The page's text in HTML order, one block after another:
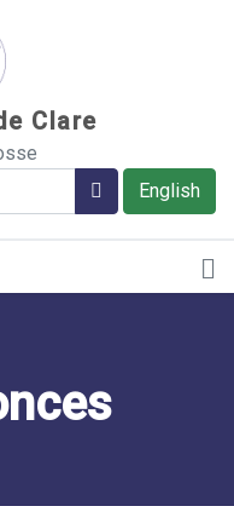
Clare
English
Rechercher